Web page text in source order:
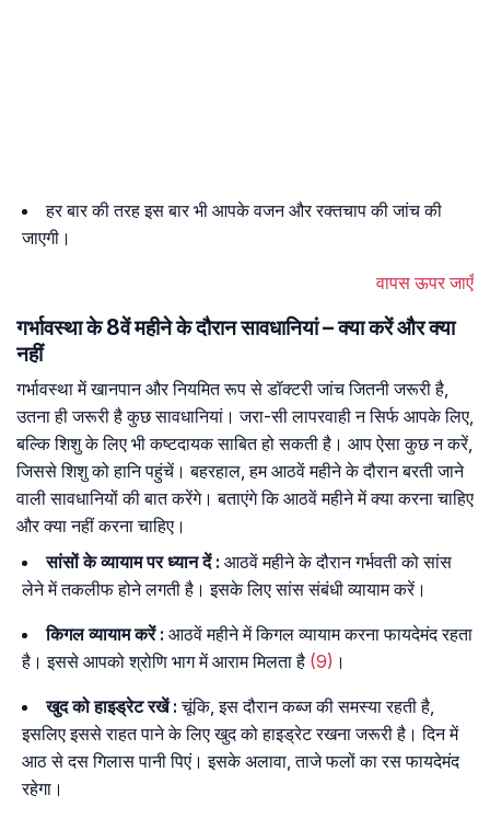
हर बार की तरह इस बार भी आपके वजन और रक्तचाप की जांच की
जाएगी।
वापस ऊपर जाएँ
गर्भावस्था के 8वें महीने के दौरान सावधानियां – क्या करें और क्या
नहीं
गर्भावस्था में खानपान और नियमित रूप से डॉक्टरी जांच जितनी जरूरी है,
उतना ही जरूरी है कुछ सावधानियां। जरा-सी लापरवाही न सिर्फ आपके लिए,
बल्कि शिशु के लिए भी कष्टदायक साबित हो सकती है। आप ऐसा कुछ न करें,
जिससे शिशु को हानि पहुंचें। बहरहाल, हम आठवें महीने के दौरान बरती जाने
वाली सावधानियों की बात करेंगे। बताएंगे कि आठवें महीने में क्या करना चाहिए
और क्या नहीं करना चाहिए।
सांसों के व्यायाम पर ध्यान दें : आठवें महीने के दौरान गर्भवती को सांस
लेने में तकलीफ होने लगती है। इसके लिए सांस संबंधी व्यायाम करें।
किगल व्यायाम करें : आठवें महीने में किगल व्यायाम करना फायदेमंद रहता
है। इससे आपको श्रोणि भाग में आराम मिलता है (9) ।
खुद को हाइड्रेट रखें : चूंकि, इस दौरान कब्ज की समस्या रहती है,
इसलिए इससे राहत पाने के लिए खुद को हाइड्रेट रखना जरूरी है। दिन में
आठ से दस गिलास पानी पिएं। इसके अलावा, ताजे फलों का रस फायदेमंद
रहेगा।